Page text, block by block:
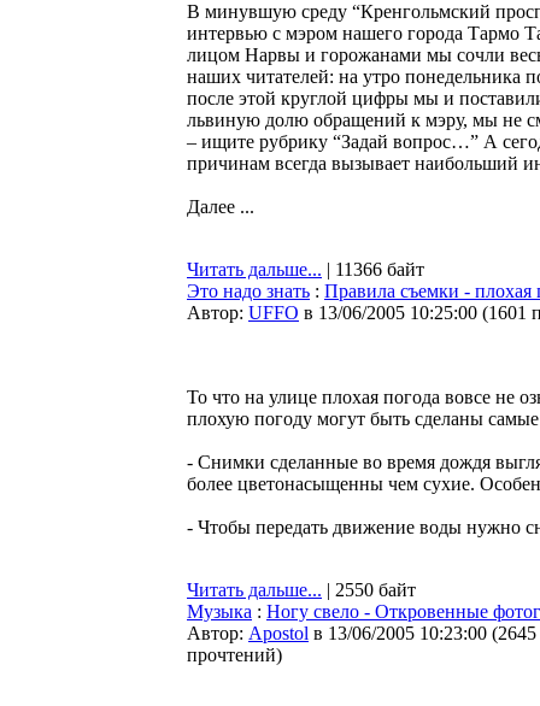
В минувшую среду “Кренгольмский
интервью с мэром нашего города Тармо
лицом Нарвы и горожанами мы сочли
наших читателей: на утро понедельника
после этой круглой цифры мы и
львиную долю обращений к мэру, мы не
– ищите рубрику “Задай вопрос…” А
причинам всегда вызывает наибольший
Далее ...
Читать дальше... | 11366 байт
Это надо знать : Правила съемки - плохая
Автор: UFFO в 13/06/2005 10:25:00 (1601
То что на улице плохая погода вовсе не
плохую погоду могут быть сделаны
- Снимки сделанные во время дождя
более цветонасыщенны чем сухие.
- Чтобы передать движение воды нужно
Читать дальше... | 2550 байт
Музыка : Ногу свело - Откровенные
Автор: Apostol в 13/06/2005 10:23:00 (2645
прочтений)